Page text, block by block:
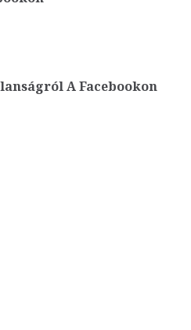
A Facebookon